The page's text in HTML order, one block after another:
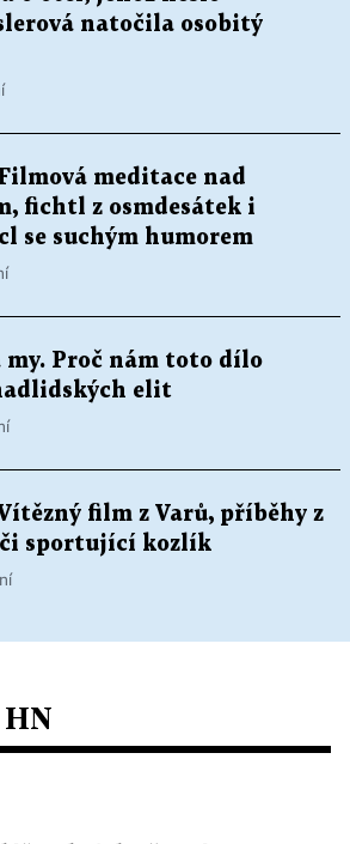
natočila osobitý
meditace nad
fichtl z osmdesátek i
se suchým humorem
my. Proč nám toto dílo
elit
film z Varů, příběhy z
sportující kozlík